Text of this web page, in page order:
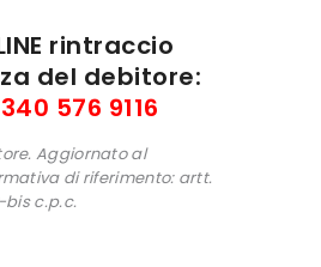
rintraccio
del debitore:
576 9116
Aggiornato al
di riferimento: artt.
bis c.p.c.